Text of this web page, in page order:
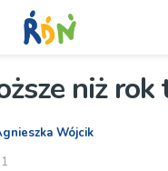
niż rok
Wójcik